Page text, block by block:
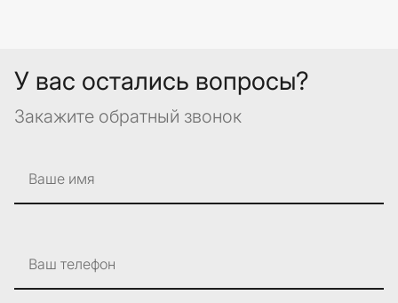
У вас остались вопросы?
Закажите обратный звонок
Ваше имя
Ваш телефон